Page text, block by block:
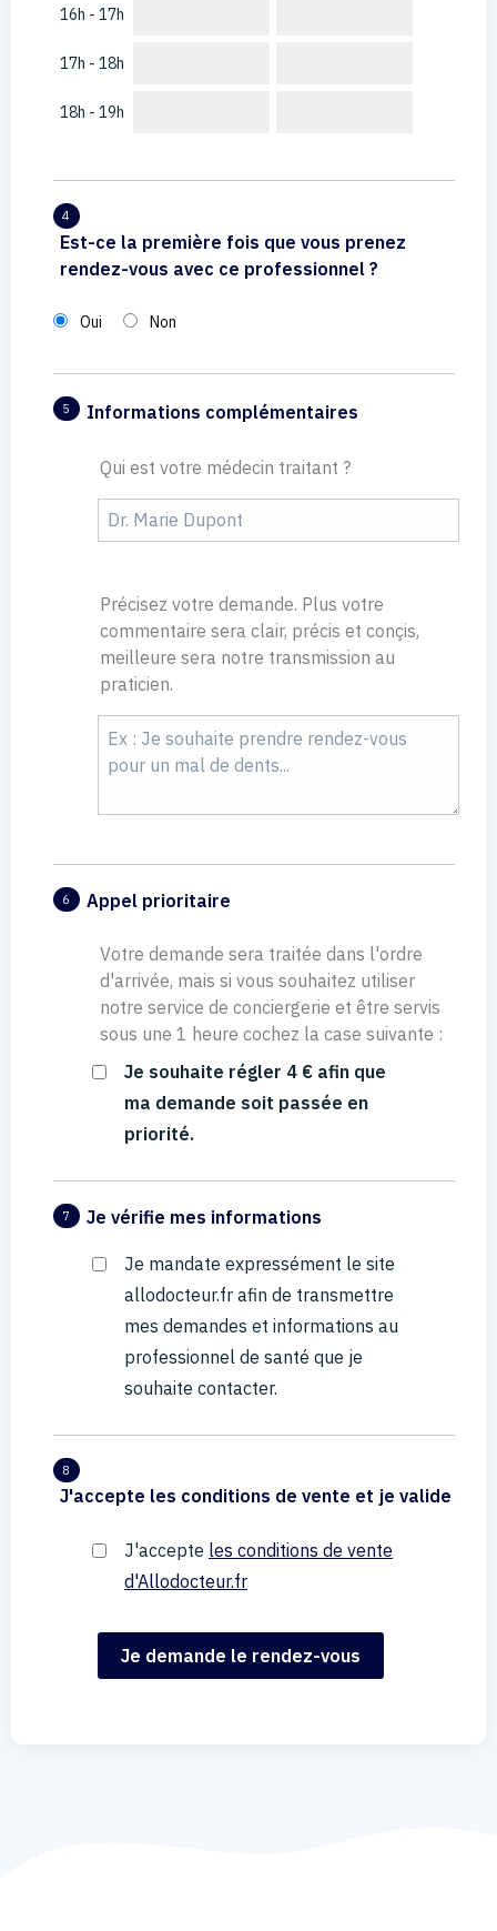
16h - 17h
17h - 18h
18h - 19h
4
Est-ce la première fois que vous prenez
rendez-vous avec ce professionnel ?
Oui Non
5 Informations complémentaires
Qui est votre médecin traitant ?
Précisez votre demande. Plus votre
commentaire sera clair, précis et conçis,
meilleure sera notre transmission au
praticien.
6 Appel prioritaire
Votre demande sera traitée dans l'ordre
d'arrivée, mais si vous souhaitez utiliser
notre service de conciergerie et être servis
sous une 1 heure cochez la case suivante :
Je souhaite régler 4 € afin que
ma demande soit passée en
priorité.
7 Je vérifie mes informations
Je mandate expressément le site
allodocteur.fr afin de transmettre
mes demandes et informations au
professionnel de santé que je
souhaite contacter.
8
J'accepte les conditions de vente et je valide
J'accepte les conditions de vente
d'Allodocteur.fr